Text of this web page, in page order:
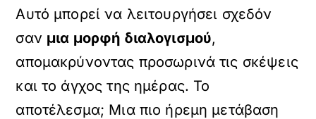
Αυτό μπορεί να λειτουργήσει σχεδόν
σαν μια μορφή διαλογισμού,
απομακρύνοντας προσωρινά τις σκέψεις
και το άγχος της ημέρας. Το
αποτέλεσμα; Μια πιο ήρεμη μετάβαση